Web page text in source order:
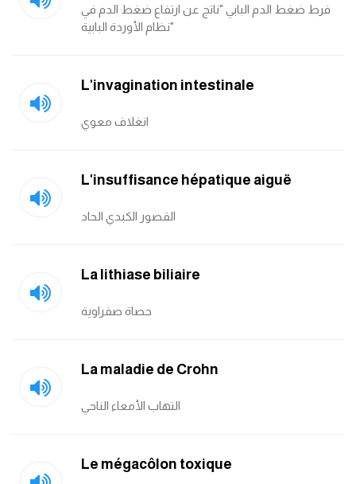
فرط ضغط الدم البابي "ناتج عن ارتفاع ضغط الدم في
نظام الأوردة البابية"
L'invagination intestinale
انغلاف معوي
L'insuffisance hépatique aiguë
القصور الكبدي الحاد
La lithiase biliaire
حصاة صفراوية
La maladie de Crohn
التهاب الأمعاء الناحي
Le mégacôlon toxique